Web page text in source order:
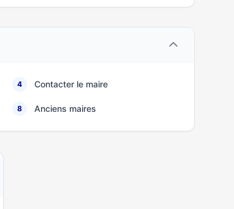
4 Contacter le maire
8 Anciens maires